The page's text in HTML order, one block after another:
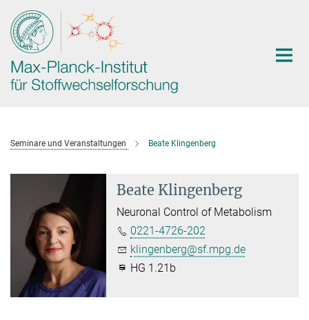
Hauptinhalt
Seminare und Veranstaltungen Beate Klingenberg
Beate Klingenberg
Neuronal Control of Metabolism
0221-4726-202
klingenberg@sf.mpg.de
HG 1.21b